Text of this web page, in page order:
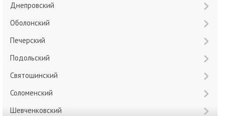
Днепровский
Оболонский
Печерский
Подольский
Святошинский
Соломенский
Шевченковский